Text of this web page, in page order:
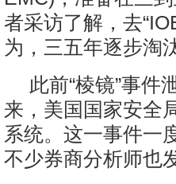
者采访了解，去
为，三五年逐步淘
此前“棱镜”事件
来，美国国家安全
系统。这一事件一
不少券商分析师也